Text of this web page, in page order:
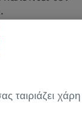
ταιριάζει χάρη